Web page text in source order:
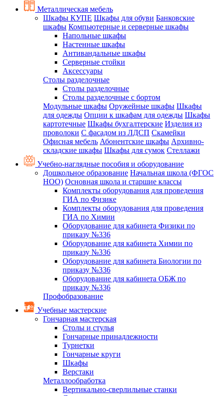
Металлическая мебель
Шкафы КУПЕ Шкафы для обуви Банковские
шкафы Компьютерные и серверные шкафы
Напольные шкафы
Настенные шкафы
Антивандальные шкафы
Серверные стойки
Аксессуары
Столы разделочные
Столы разделочные
Столы разделочные с бортом
Модульные шкафы Оружейные шкафы Шкафы
для одежды Опции к шкафам для одежды Шкафы
картотечные Шкафы бухгалтерские Изделия из
проволоки С фасадом из ЛДСП Скамейки
Офисная мебель Абонентские шкафы Архивно-
складские шкафы Шкафы для сумок Стеллажи
Учебно-наглядные пособия и оборудование
Дошкольное образование Начальная школа (ФГОС
НОО) Основная школа и старшие классы
Комплекты оборудования для проведения
ГИА по Физике
Комплекты оборудования для проведения
ГИА по Химии
Оборудование для кабинета Физики по
приказу №336
Оборудование для кабинета Химии по
приказу №336
Оборудование для кабинета Биологии по
приказу №336
Оборудование для кабинета ОБЖ по
приказу №336
Профобразование
Учебные мастерские
Гончарная мастерская
Столы и стулья
Гончарные принадлежности
Турнетки
Гончарные круги
Шкафы
Верстаки
Металлообработка
Вертикально-сверлильные станки